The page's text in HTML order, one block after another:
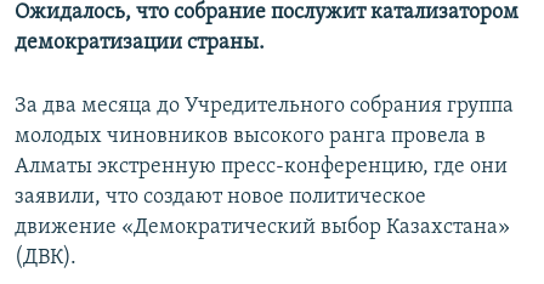
Ожидалось, что собрание послужит катализатором
демократизации страны.
За два месяца до Учредительного собрания группа
молодых чиновников высокого ранга провела в
Алматы экстренную пресс-конференцию, где они
заявили, что создают новое политическое
движение «Демократический выбор Казахстана»
(ДВК).